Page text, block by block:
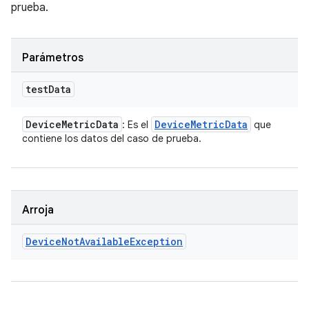
prueba.
Parámetros
testData
DeviceMetricData : Es el DeviceMetricData que
contiene los datos del caso de prueba.
Arroja
DeviceNotAvailableException